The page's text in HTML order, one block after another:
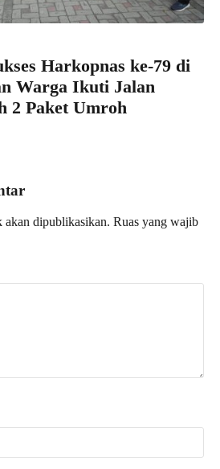
Harkopnas ke-79 di
Warga Ikuti Jalan
2 Paket Umroh
akan dipublikasikan. Ruas yang wajib